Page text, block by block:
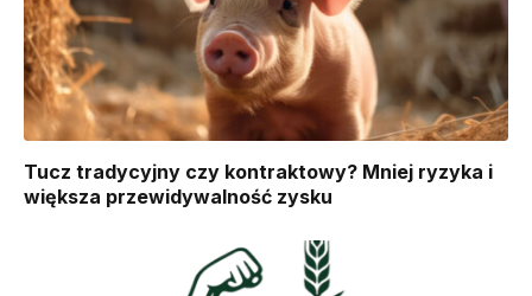
Tucz tradycyjny czy kontraktowy? Mniej ryzyka i
większa przewidywalność zysku